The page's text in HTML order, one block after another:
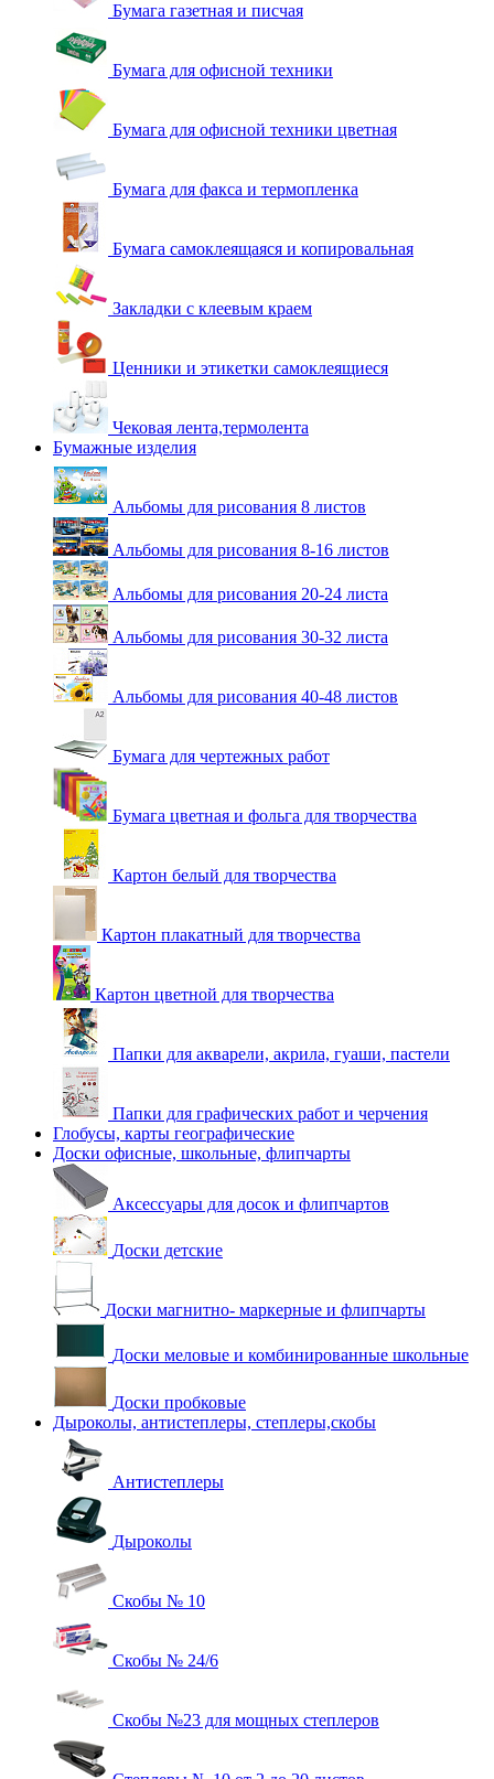
Бумага газетная и писчая
Бумага для офисной техники
Бумага для офисной техники цветная
Бумага для факса и термопленка
Бумага самоклеящаяся и копировальная
Закладки с клеевым краем
Ценники и этикетки самоклеящиеся
Чековая лента,термолента
Бумажные изделия
Альбомы для рисования 8 листов
Альбомы для рисования 8-16 листов
Альбомы для рисования 20-24 листа
Альбомы для рисования 30-32 листа
Альбомы для рисования 40-48 листов
Бумага для чертежных работ
Бумага цветная и фольга для творчества
Картон белый для творчества
Картон плакатный для творчества
Картон цветной для творчества
Папки для акварели, акрила, гуаши, пастели
Папки для графических работ и черчения
Глобусы, карты географические
Доски офисные, школьные, флипчарты
Аксессуары для досок и флипчартов
Доски детские
Доски магнитно- маркерные и флипчарты
Доски меловые и комбинированные школьные
Доски пробковые
Дыроколы, антистеплеры, степлеры,скобы
Антистеплеры
Дыроколы
Скобы № 10
Скобы № 24/6
Скобы №23 для мощных степлеров